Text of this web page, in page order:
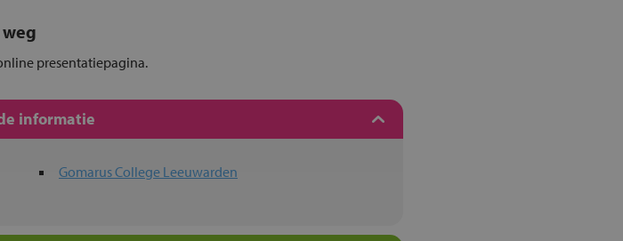
presentatiepagina.
informatie
Gomarus College Leeuwarden